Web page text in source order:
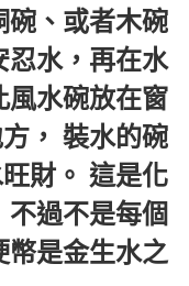
碗、或者木碗
忍水，再在水
風水碗放在窗
， 裝水的碗
財。 這是化
過不是每個
幣是金生水之